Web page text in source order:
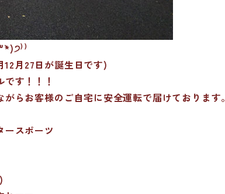
月27日が誕生日です)
す！！！
らお客様のご自宅に安全運転で届けております。
ースポーツ